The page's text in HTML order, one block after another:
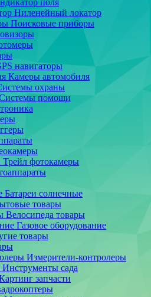
поля
Ниленейный локатор
Поисковые приборы
навигаторы
Камеры автомобиля
охраны
помощи
Трейл фотокамеры
Батареи солнечные
товары
Велосипеда товары
Газовое оборудование
товары
Измерители-контролеры
Инструменты сада
запчасти